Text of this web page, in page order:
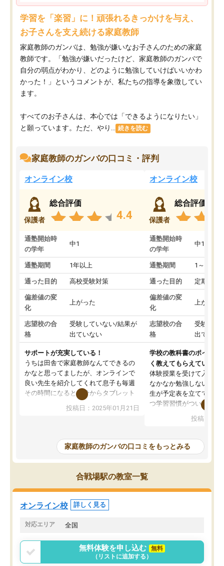
学習を「楽習」に！頑張れるきっかけを与え、
お子さんを支え続ける家庭教師
家庭教師のガンバは、勉強が嫌いなお子さんのための家庭
教師です。「勉強が嫌いだったけど、家庭教師のガンバで
自分の弱点がわかり、どのように勉強していけばいいかわ
かった！」というコメントが、私たちの指導を象徴してい
ます。
すべてのお子さんは、本心では「できるようになりたい」
と願っています。ただ、やり...
続きを読む
家庭教師のガンバの口コミ・評判
オンライン校
保護者
総合評価
4.4
通塾開始時
の学年
中1
通塾期間 1年以上
通った目的 高校受験対策
偏差値の変
化
上がった
志望校の合
格
受験していない/結果が
出ていない
サポートが充実している！
うちは田舎で家庭教師なんてできるの
かなと思ってましたが、オンラインで
良い先生を紹介してくれて息子も毎週
その時間になると自分からタブレット
を開いてzoomを繋げるようになりまし
た！5科目なんでもOKなのもとても気
めて1年ほどだった今では平均点以上の
科目が増えてきました！あと1年受験ま
であるので無料の週末教室を使用しな
がら頑張って欲しいと思います！
投稿日：2025年01月21日
オンライン校
保護者
総合評価
通塾開始時
の学年
中1
通塾期間 1～3ヵ月
通った目的 定期テス
偏差値の変
化
上がった
志望校の合
格
受験して
出ていな
学校の教科書のポイント
く教えてもらえている
体験授業を受けて入塾し
なかなか勉強しない息子
生が予定表を立ててくれ
つ学習習慣がついてきま
指導が無い日も予定表
問できるのでとても助か
投稿日：
家庭教師のガンバの口コミをもっとみる
合戦場駅の教室一覧
オンライン校 詳しく見る
対応エリア 全国
無料体験を申し込む
無料
（リストに追加する）